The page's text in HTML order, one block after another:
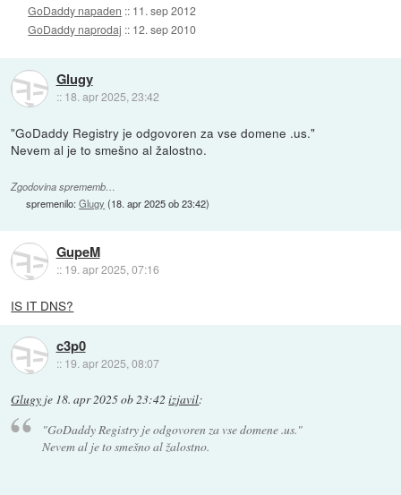
GoDaddy napaden :: 11. sep 2012
GoDaddy naprodaj :: 12. sep 2010
Glugy
:: 18. apr 2025, 23:42
"GoDaddy Registry je odgovoren za vse domene .us."
Nevem al je to smešno al žalostno.
Zgodovina sprememb…
spremenilo:Glugy (18. apr 2025 ob 23:42)
GupeM
:: 19. apr 2025, 07:16
IS IT DNS?
c3p0
:: 19. apr 2025, 08:07
Glugy je 18. apr 2025 ob 23:42 izjavil:
"GoDaddy Registry je odgovoren za vse domene .us."
Nevem al je to smešno al žalostno.